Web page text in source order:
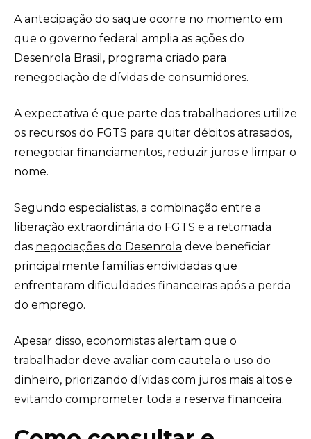
A antecipação do saque ocorre no momento em
que o governo federal amplia as ações do
Desenrola Brasil, programa criado para
renegociação de dívidas de consumidores.
A expectativa é que parte dos trabalhadores utilize
os recursos do FGTS para quitar débitos atrasados,
renegociar financiamentos, reduzir juros e limpar o
nome.
Segundo especialistas, a combinação entre a
liberação extraordinária do FGTS e a retomada
das negociações do Desenrola deve beneficiar
principalmente famílias endividadas que
enfrentaram dificuldades financeiras após a perda
do emprego.
Apesar disso, economistas alertam que o
trabalhador deve avaliar com cautela o uso do
dinheiro, priorizando dívidas com juros mais altos e
evitando comprometer toda a reserva financeira.